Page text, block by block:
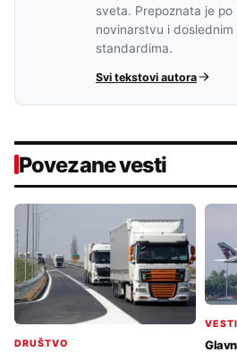
sveta. Prepoznata je po
novinarstvu i doslednim
standardima.
Svi tekstovi autora
Povezane vesti
DRUŠTVO
VESTI